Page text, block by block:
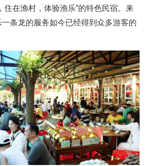
住在渔村，体验渔乐”的特色民宿。来
条龙的服务如今已经得到众多游客的